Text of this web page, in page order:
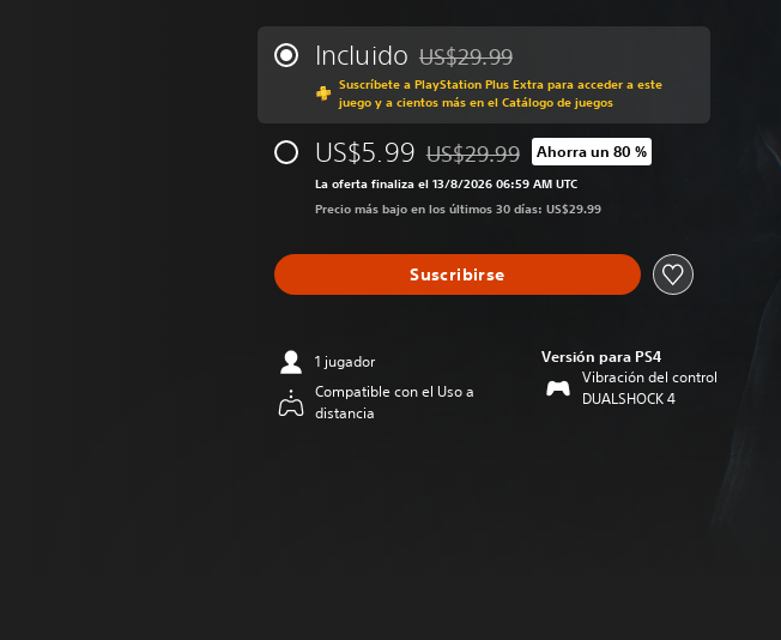
Incluido Rebajado del precio original de US$29.99
US$29.99
Suscríbete a PlayStation Plus Extra para acceder a este
juego y a cientos más en el Catálogo de juegos
US$5.99 Rebajado del precio original de US$29.99
US$29.99 Ahorra un 80 %
La oferta finaliza el 13/8/2026 06:59 AM UTC
Precio más bajo en los últimos 30 días: US$29.99
Suscribirse
1 jugador
Compatible con el Uso a
distancia
Versión para PS4
Vibración del control
DUALSHOCK 4